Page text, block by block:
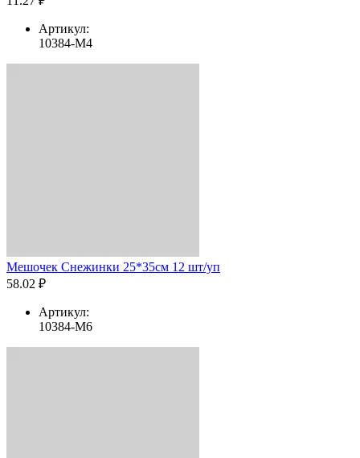
Артикул:
10384-M4
Мешочек Снежинки 25*35см 12 шт/уп
58.02 ₽
Артикул:
10384-M6